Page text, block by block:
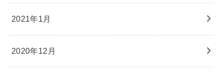
2021年1月
2020年12月